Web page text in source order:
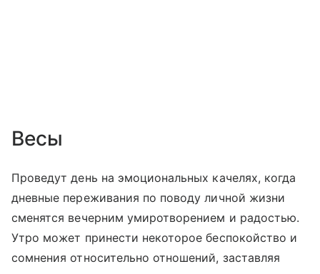
Весы
Проведут день на эмоциональных качелях, когда
дневные переживания по поводу личной жизни
сменятся вечерним умиротворением и радостью.
Утро может принести некоторое беспокойство и
сомнения относительно отношений, заставляя